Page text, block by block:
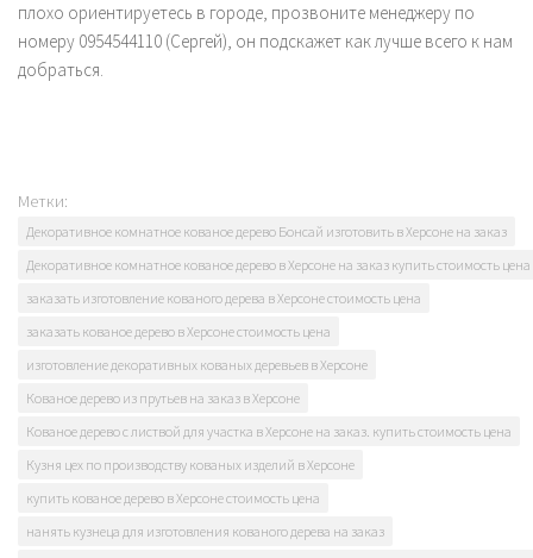
плохо ориентируетесь в городе, прозвоните менеджеру по
номеру 0954544110 (Сергей), он подскажет как лучше всего к нам
добраться.
Метки:
Декоративное комнатное кованое дерево Бонсай изготовить в Херсоне на заказ
Декоративное комнатное кованое дерево в Херсоне на заказ купить стоимость цена
заказать изготовление кованого дерева в Херсоне стоимость цена
заказать кованое дерево в Херсоне стоимость цена
изготовление декоративных кованых деревьев в Херсоне
Кованое дерево из прутьев на заказ в Херсоне
Кованое дерево с листвой для участка в Херсоне на заказ. купить стоимость цена
Кузня цех по производству кованых изделий в Херсоне
купить кованое дерево в Херсоне стоимость цена
нанять кузнеца для изготовления кованого дерева на заказ